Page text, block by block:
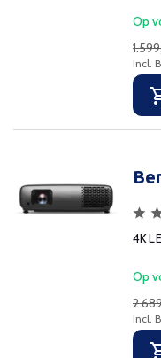
Op
Incl.
4K
Op
Incl.